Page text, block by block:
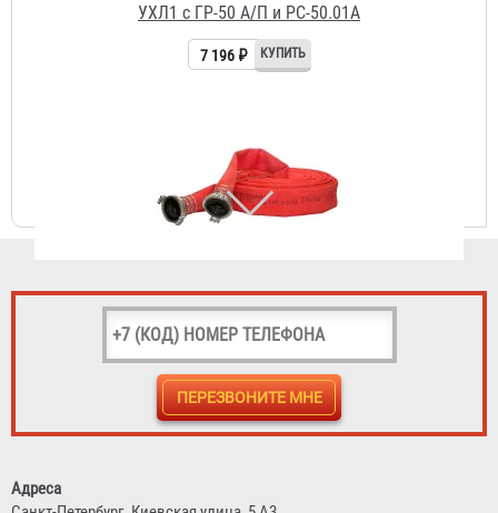
Рукав пожарный "Латексированный" РПМ(Д)-50-1,6-ИМ-
Рукав пожарный "Латексированный" РПМ(Д)-65-1,6-ИМ-
УХЛ1
Адреса